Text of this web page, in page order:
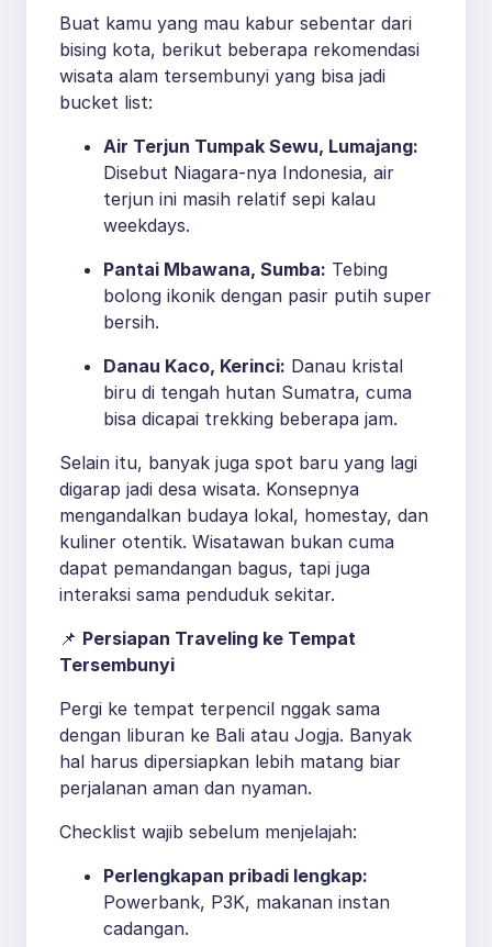
Buat kamu yang mau kabur sebentar dari
bising kota, berikut beberapa rekomendasi
wisata alam tersembunyi yang bisa jadi
bucket list:
Air Terjun Tumpak Sewu, Lumajang:
Disebut Niagara-nya Indonesia, air
terjun ini masih relatif sepi kalau
weekdays.
Pantai Mbawana, Sumba: Tebing
bolong ikonik dengan pasir putih super
bersih.
Danau Kaco, Kerinci: Danau kristal
biru di tengah hutan Sumatra, cuma
bisa dicapai trekking beberapa jam.
Selain itu, banyak juga spot baru yang lagi
digarap jadi desa wisata. Konsepnya
mengandalkan budaya lokal, homestay, dan
kuliner otentik. Wisatawan bukan cuma
dapat pemandangan bagus, tapi juga
interaksi sama penduduk sekitar.
📌 Persiapan Traveling ke Tempat
Tersembunyi
Pergi ke tempat terpencil nggak sama
dengan liburan ke Bali atau Jogja. Banyak
hal harus dipersiapkan lebih matang biar
perjalanan aman dan nyaman.
Checklist wajib sebelum menjelajah:
Perlengkapan pribadi lengkap:
Powerbank, P3K, makanan instan
cadangan.